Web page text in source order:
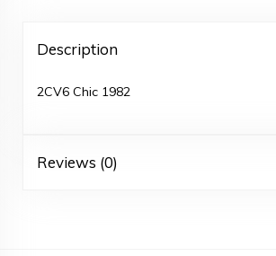
Description
2CV6 Chic 1982
Reviews (0)